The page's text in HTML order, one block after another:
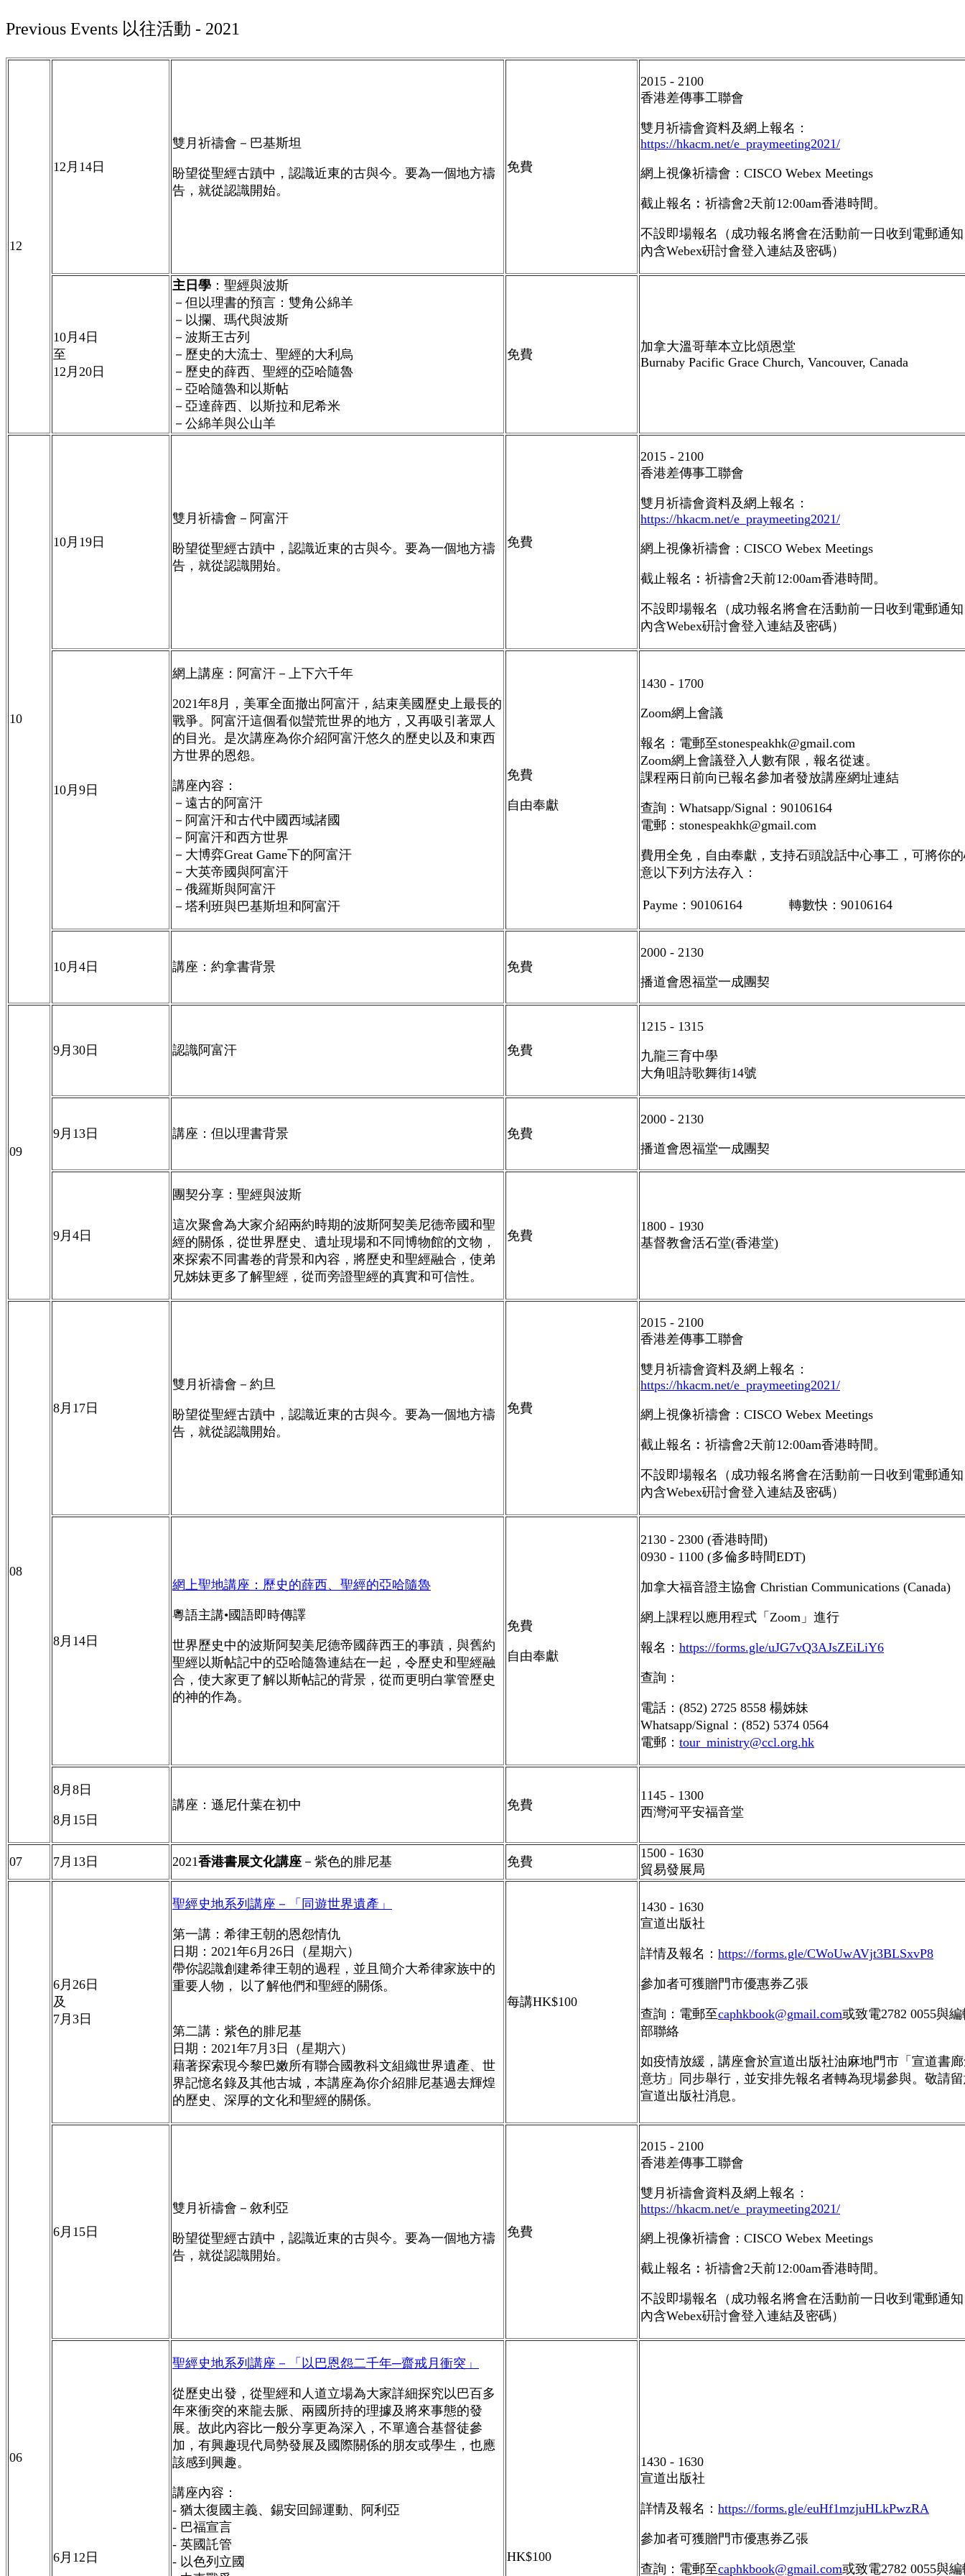
Previous Events 以往活動 - 2021
12
12 月 14 日
雙月祈禱會－ 巴基斯坦
盼望從聖經古蹟中，認識近東的古與今。 要為一個地方禱
告，就從認識開始。
免費
2015 - 2100
香港差傳事工聯會
雙月祈禱會資料及網上報名：
https://hkacm.net/e_praymeeting2021/
網上視像祈禱會： CISCO Webex Meetings
截止報名︰祈禱會2天前12:00am香港時間。
不設即場報名（成功報名將會在活動前一日收到電郵通
內含Webex硏討會登入連結及密碼）
10月 4 日
至
12 月 20 日
主日學 ：聖經與波斯
－但以理書的預言：雙角公綿羊
－以攔、瑪代與波斯
－波斯王古列
－歷史的大流士、聖經的大利烏
－歷史的薛西、聖經的亞哈隨魯
－亞哈隨魯和以斯帖
－亞達薛西、以斯拉和尼希米
－公綿羊與公山羊
免費
加拿大溫哥華本立比頌恩堂
Burnaby Pacific Grace Church, Vancouver, Canada
10
10月 19 日
雙月祈禱會－阿富汗
盼望從聖經古蹟中，認識近東的古與今。 要為一個地方禱
告，就從認識開始。
免費
2015 - 2100
香港差傳事工聯會
雙月祈禱會資料及網上報名：
https://hkacm.net/e_praymeeting2021/
網上視像祈禱會： CISCO Webex Meetings
截止報名︰祈禱會2天前12:00am香港時間。
不設即場報名（成功報名將會在活動前一日收到電郵通
內含Webex硏討會登入連結及密碼）
10月 9 日
網上講座：阿富汗－上下六千年
2021年8月，美軍全面撤出阿富汗，結束美國歷史上最長的
戰爭。阿富汗這個看似蠻荒世界的地方，又再吸引著眾人
的目光。是次講座為你介紹阿富汗悠久的歷史以及和東西
方世界的恩怨。
講座內容：
－遠古的阿富汗
－阿富汗和古代中國西域諸國
－阿富汗和西方世界
－大博弈Great Game下的阿富汗
－大英帝國與阿富汗
－俄羅斯與阿富汗
－塔利班與巴基斯坦和阿富汗
免費
自由奉獻
1430 - 1700
Zoom網上會議
報名：電郵至stonespeakhk@gmail.com
Zoom網上會議登入人數有限，報名從速。
課程兩日前向已報名參加者發放講座網址連結
查詢： Whatsapp/Signal：90106164
電郵： stonespeakhk@gmail.com
費用全免，自由奉獻，支持石頭說話中心事工，可將你
意以下列方法存入：
Payme：90106164 轉數快： 90106164
10月4 日 講座：約拿書背景 免費
2000 - 2130
播道會恩福堂一成團契
09
9月 30 日 認識阿富汗 免費
1215 - 1315
九龍三育中學
大角咀詩歌舞街14號
9月 13 日 講座：但以理書背景 免費
2000 - 2130
播道會恩福堂一成團契
9月 4 日
團契分享：聖經與波斯
這次聚會為大家介紹兩約時期的波斯阿契美尼德帝國和聖
經的關係，從世界歷史、遺址現場和不同博物館的文物，
來探索不同書卷的背景和內容，將歷史和聖經融合，使弟
兄姊妹更多了解聖經，從而旁證聖經的真實和可信性。
免費
1800 - 1930
基督教會活石堂(香港堂)
08
8月 17 日
雙月祈禱會－約旦
盼望從聖經古蹟中，認識近東的古與今。 要為一個地方禱
告，就從認識開始。
免費
2015 - 2100
香港差傳事工聯會
雙月祈禱會資料及網上報名：
https://hkacm.net/e_praymeeting2021/
網上視像祈禱會： CISCO Webex Meetings
截止報名︰祈禱會2天前12:00am香港時間。
不設即場報名（成功報名將會在活動前一日收到電郵通
內含Webex硏討會登入連結及密碼）
8月 14 日
網上聖地講座：歷史的薛西、聖經的亞哈隨魯
粵語主講•國語即時傳譯
世界歷史中的波斯阿契美尼德帝國薛西王的事蹟，與舊約
聖經以斯帖記中的亞哈隨魯連結在一起，令歷史和聖經融
合，使大家更了解以斯帖記的背景，從而更明白掌管歷史
的神的作為。
免費
自由奉獻
2130 - 2300 (香港時間)
0930 - 1100 (多倫多時間EDT)
加拿大福音證主協會 Christian Communications (Canada)
網上課程以應用程式「 Zoom 」進行
報名 ： https://forms.gle/uJG7vQ3AJsZEiLiY6
查詢 ：
電話： (852) 2725 8558 楊姊妹
Whatsapp/Signal：(852) 5374 0564
電郵： tour_ministry@ccl.org.hk
8月 8 日
8月 15 日
講座：遜尼什葉在初中 免費
1145 - 1300
西灣河平安福音堂
07 7月 13 日 2021香港書展文化講座 －紫色的腓尼基 免費
1500 - 1630
貿易發展局
06
6月 26 日
及
7月 3 日
聖經史地系列講座－「同遊世界遺產」
第一講：希律王朝的恩怨情仇
日期： 2021年6月 26 日（星期六）
帶你認識創建希律王朝的過程，並且簡介大希律家族中的
重要人物， 以了解他們和聖經的關係。
第二講：紫色的腓尼基
日期： 2021年7月 3 日（星期六）
藉著探索現今黎巴嫩所有聯合國教科文組織世界遺產、世
界記憶名錄及其他古城，本講座為你介紹腓尼基過去輝煌
的歷史、深厚的文化和聖經的關係。
每講HK$100
1430 - 1630
宣道出版社
詳情及報名： https://forms.gle/CWoUwAVjt3BLSxvP8
參加者可獲贈門市優惠券乙張
查詢：電郵至caphkbook@gmail.com或致電2782 0055與編
部聯絡
如疫情放緩，講座會於宣道出版社油麻地門市「宣道書
意坊」同步舉行，並安排先報名者轉為現場參與。敬請
宣道出版社消息。
6月 15 日
雙月祈禱會－敘利亞
盼望從聖經古蹟中，認識近東的古與今。 要為一個地方禱
告，就從認識開始。
免費
2015 - 2100
香港差傳事工聯會
雙月祈禱會資料及網上報名：
https://hkacm.net/e_praymeeting2021/
網上視像祈禱會： CISCO Webex Meetings
截止報名︰祈禱會2天前12:00am香港時間。
不設即場報名（成功報名將會在活動前一日收到電郵通
內含Webex硏討會登入連結及密碼）
6月 12 日
聖經史地系列講座－ 「以巴恩怨二千年─齋戒月衝突」
從歷史出發，從聖經和人道立場為大家詳細探究以巴百多
年來衝突的來龍去脈、兩國所持的理據及將來事態的發
展。故此內容比一般分享更為深入，不單適合基督徒參
加，有興趣現代局勢發展及國際關係的朋友或學生，也應
該感到興趣。
講座內容：
- 猶太復國主義、錫安回歸運動、阿利亞
- 巴福宣言
- 英國託管
- 以色列立國
HK$100
1430 - 1630
宣道出版社
詳情及報名： https://forms.gle/euHf1mzjuHLkPwzRA
參加者可獲贈門市優惠券乙張
查詢：電郵至caphkbook@gmail.com或致電2782 0055與編